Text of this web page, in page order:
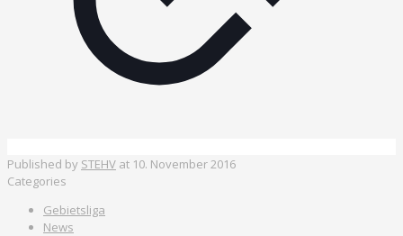
Published by STEHV at 10. November 2016
Categories
Gebietsliga
News